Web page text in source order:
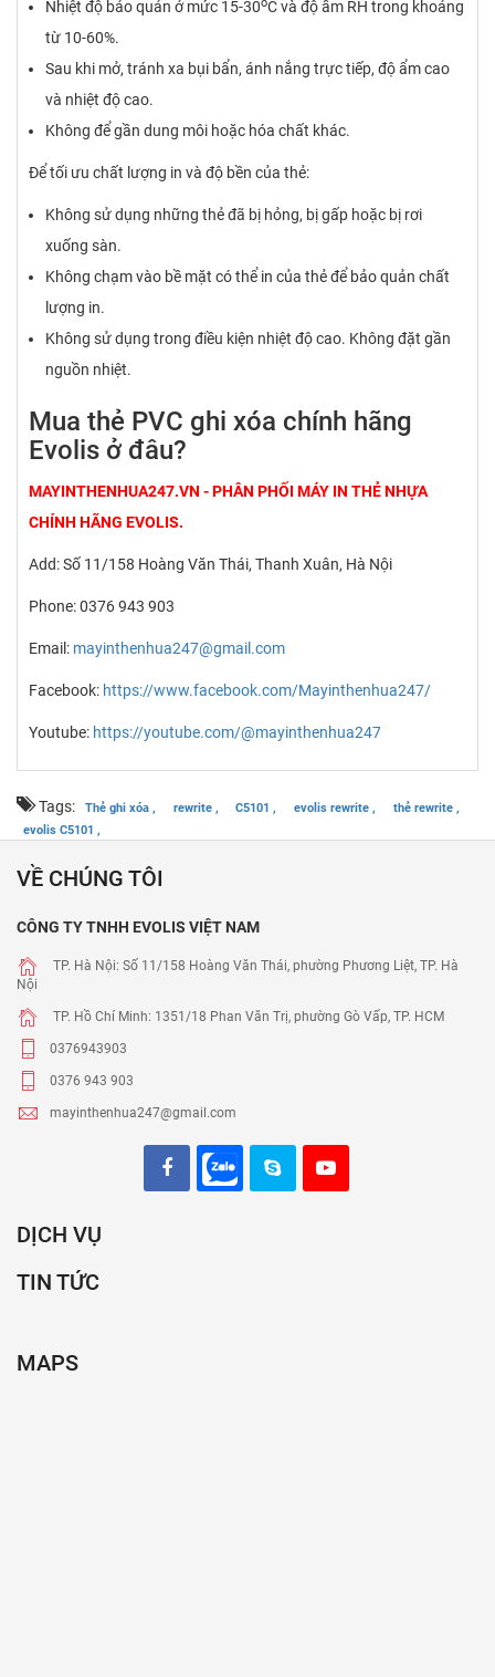
Nhiệt độ bảo quản ở mức 15-30 C và độ ẩm RH trong khoảng
từ 10-60%.
Sau khi mở, tránh xa bụi bẩn, ánh nắng trực tiếp, độ ẩm cao
và nhiệt độ cao.
Không để gần dung môi hoặc hóa chất khác.
Để tối ưu chất lượng in và độ bền của thẻ:
Không sử dụng những thẻ đã bị hỏng, bị gấp hoặc bị rơi
xuống sàn.
Không chạm vào bề mặt có thể in của thẻ để bảo quản chất
lượng in.
Không sử dụng trong điều kiện nhiệt độ cao. Không đặt gần
nguồn nhiệt.
Mua thẻ PVC ghi xóa chính hãng
Evolis ở đâu?
MAYINTHENHUA247.VN - PHÂN PHỐI MÁY IN THẺ NHỰA
CHÍNH HÃNG EVOLIS.
Add: Số 11/158 Hoàng Văn Thái, Thanh Xuân, Hà Nội
Phone: 0376 943 903
Email: mayinthenhua247@gmail.com
Facebook: https://www.facebook.com/Mayinthenhua247/
Youtube: https://youtube.com/@mayinthenhua247
Tags: Thẻ ghi xóa , rewrite , C5101 , evolis rewrite ,
thẻ rewrite ,
evolis C5101 ,
VỀ CHÚNG TÔI
CÔNG TY TNHH EVOLIS VIỆT NAM
TP. Hà Nội: Số 11/158 Hoàng Văn Thái, phường Phương Liệt, TP. Hà
Nội
TP. Hồ Chí Minh: 1351/18 Phan Văn Trị, phường Gò Vấp, TP. HCM
0376943903
0376 943 903
mayinthenhua247@gmail.com
DỊCH VỤ
TIN TỨC
MAPS